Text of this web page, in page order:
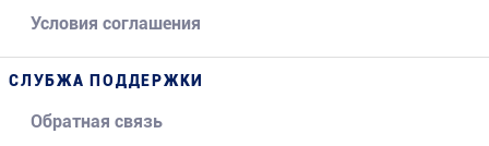
Условия соглашения
СЛУБЖА ПОДДЕРЖКИ
Обратная связь